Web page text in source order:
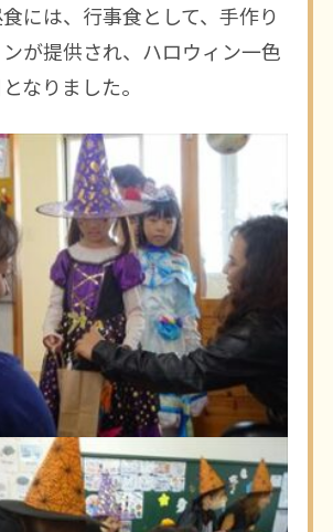
には、行事食として、手作り
が提供され、ハロウィン一色
なりました。